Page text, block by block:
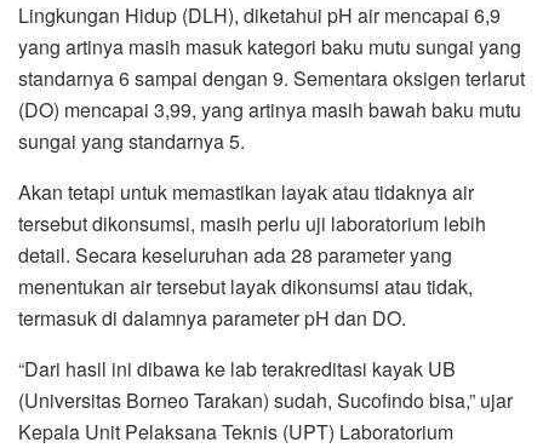
Lingkungan Hidup (DLH), diketahui pH air mencapai 6,9
yang artinya masih masuk kategori baku mutu sungai yang
standarnya 6 sampai dengan 9. Sementara oksigen terlarut
(DO) mencapai 3,99, yang artinya masih bawah baku mutu
sungai yang standarnya 5.
Akan tetapi untuk memastikan layak atau tidaknya air
tersebut dikonsumsi, masih perlu uji laboratorium lebih
detail. Secara keseluruhan ada 28 parameter yang
menentukan air tersebut layak dikonsumsi atau tidak,
termasuk di dalamnya parameter pH dan DO.
“Dari hasil ini dibawa ke lab terakreditasi kayak UB
(Universitas Borneo Tarakan) sudah, Sucofindo bisa,” ujar
Kepala Unit Pelaksana Teknis (UPT) Laboratorium